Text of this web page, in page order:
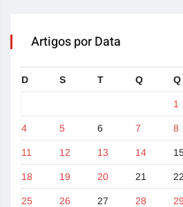
Artigos por Data
D S T Q Q
1
4 5 6 7 8
11 12 13 14
18 19 20 21 22
25 26 27 28 29